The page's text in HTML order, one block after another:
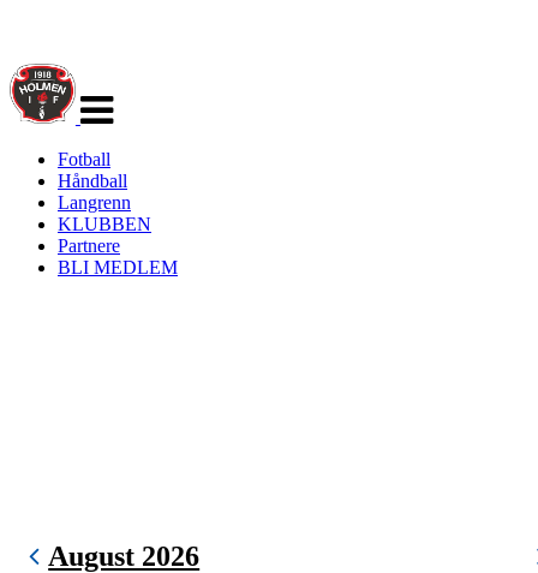
navigasjon
Fotball
Håndball
Langrenn
KLUBBEN
Partnere
BLI MEDLEM
August 2026